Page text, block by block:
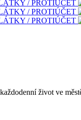
život ve